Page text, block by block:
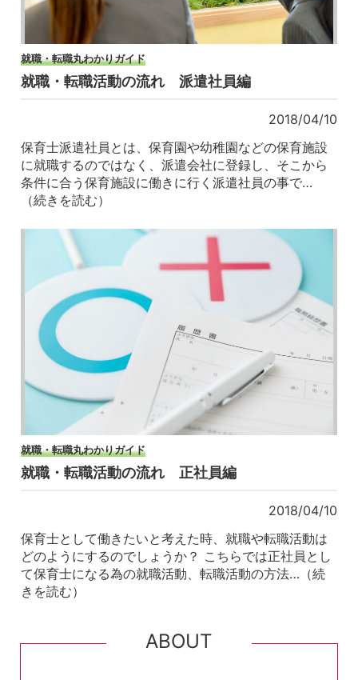
就職・転職丸わかりガイド
就職・転職活動の流れ 派遣社員編
2018/04/10
保育士派遣社員とは、保育園や幼稚園などの保育施設
に就職するのではなく、派遣会社に登録し、そこから
条件に合う保育施設に働きに行く派遣社員の事で…
（続きを読む）
就職・転職丸わかりガイド
就職・転職活動の流れ 正社員編
2018/04/10
保育士として働きたいと考えた時、就職や転職活動は
どのようにするのでしょうか？ こちらでは正社員とし
て保育士になる為の就職活動、転職活動の方法…（続
きを読む）
ABOUT